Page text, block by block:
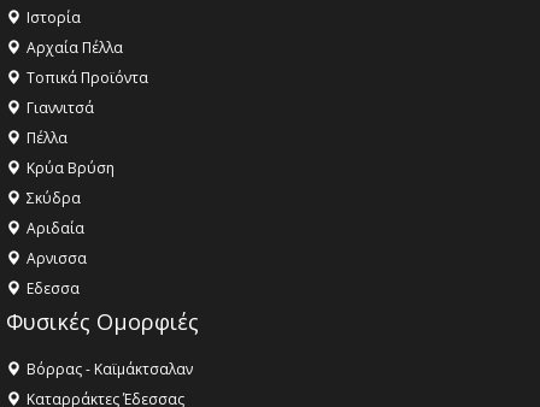
Ιστορία
Αρχαία Πέλλα
Τοπικά Προϊόντα
Γιαννιτσά
Πέλλα
Κρύα Βρύση
Σκύδρα
Αριδαία
Aρνισσα
Eδεσσα
Φυσικές Ομορφιές
Βόρρας - Καϊμάκτσαλαν
Καταρράκτες Έδεσσας